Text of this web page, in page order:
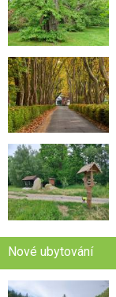
Nové ubytování